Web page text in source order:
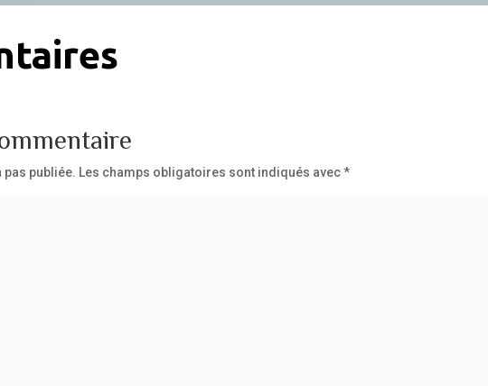
publiée. Les champs obligatoires sont indiqués avec*